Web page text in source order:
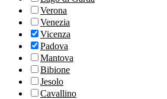
Verona
Venezia
Vicenza
Padova
Mantova
Bibione
Jesolo
Cavallino